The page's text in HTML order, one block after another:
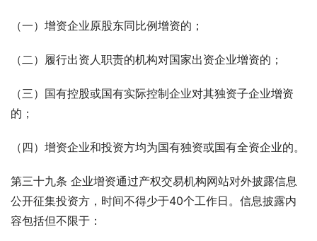
（一）增资企业原股东同比例增资的；
（二）履行出资人职责的机构对国家出资企业增资的；
（三）国有控股或国有实际控制企业对其独资子企业增资
的；
（四）增资企业和投资方均为国有独资或国有全资企业的。
第三十九条 企业增资通过产权交易机构网站对外披露信息
公开征集投资方，时间不得少于40个工作日。信息披露内
容包括但不限于：